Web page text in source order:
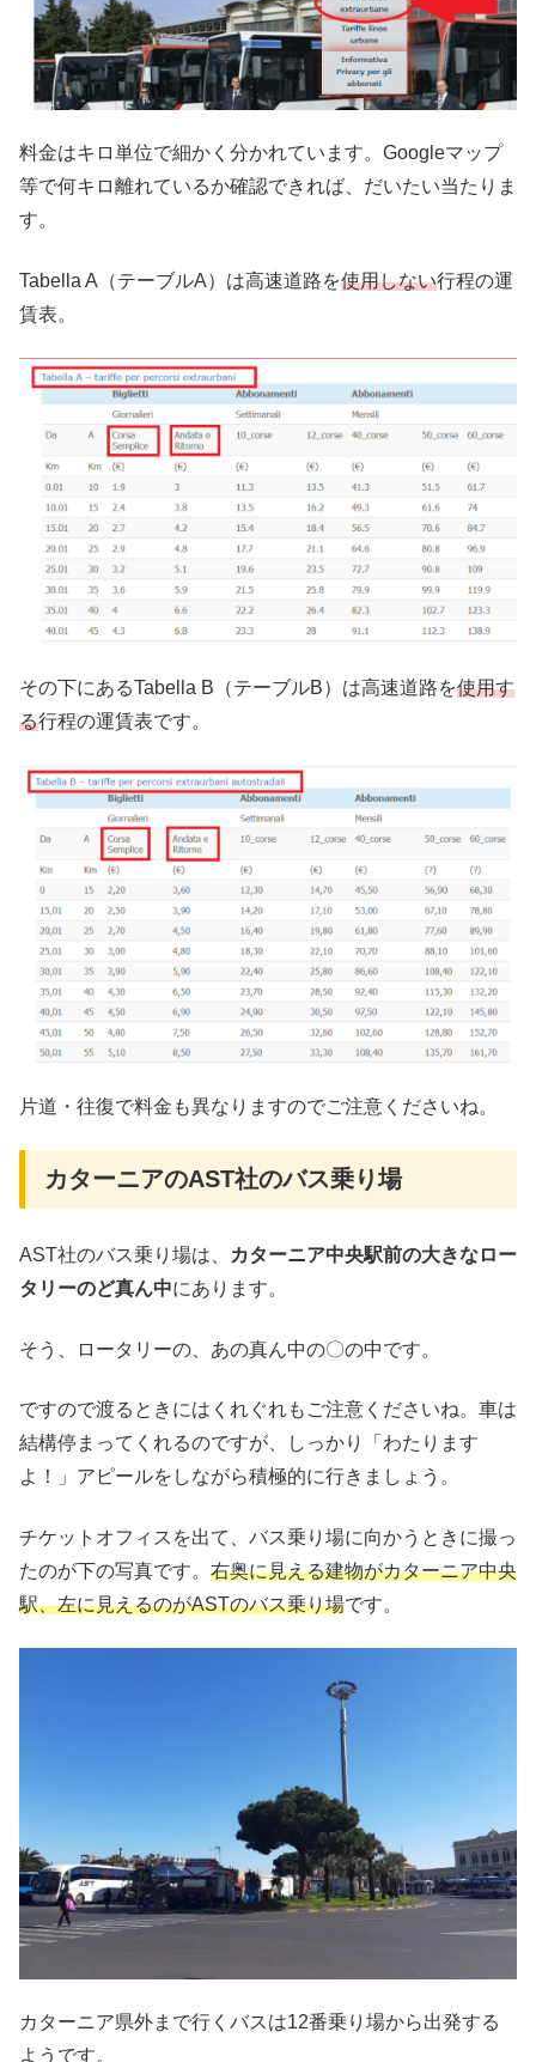
料金はキロ単位で細かく分かれています。Googleマップ
等で何キロ離れているか確認できれば、だいたい当たりま
す。
Tabella A（テーブルA）は高速道路を使用しない行程の運
賃表。
その下にあるTabella B（テーブルB）は高速道路を使用す
る行程の運賃表です。
片道・往復で料金も異なりますのでご注意くださいね。
カターニアのAST社のバス乗り場
AST社のバス乗り場は、
カターニア中央駅前の大きなロー
タリーのど真ん中にあります。
そう、ロータリーの、あの真ん中の〇の中です。
ですので渡るときにはくれぐれもご注意くださいね。車は
結構停まってくれるのですが、しっかり「わたります
よ！」アピールをしながら積極的に行きましょう。
チケットオフィスを出て、バス乗り場に向かうときに撮っ
たのが下の写真です。 右奥に見える建物がカターニア中央
駅、左に見えるのがASTのバス乗り場です。
カターニア県外まで行くバスは12番乗り場から出発する
ようです。